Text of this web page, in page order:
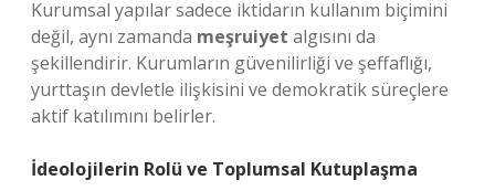
Kurumsal yapılar sadece iktidarın kullanım biçimini
değil, aynı zamanda meşruiyet algısını da
şekillendirir. Kurumların güvenilirliği ve şeffaflığı,
yurttaşın devletle ilişkisini ve demokratik süreçlere
aktif katılımını belirler.
İdeolojilerin Rolü ve Toplumsal Kutuplaşma